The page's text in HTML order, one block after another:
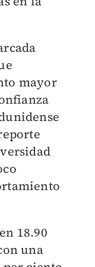
mayor
18.90
una